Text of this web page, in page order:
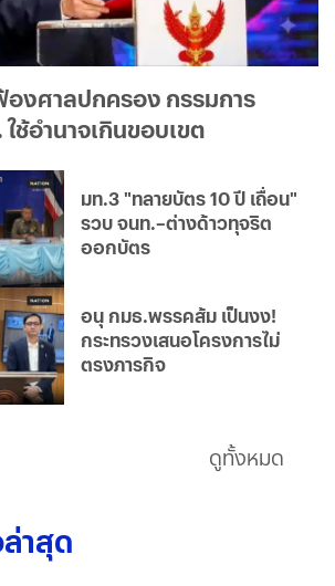
งศาลปกครอง กรรมการ
ช้อำนาจเกินขอบเขต
มท.3 "ทลายบัตร 10 ปี เถื่อน"
รวบ จนท.–ต่างด้าวทุจริต
ออกบัตร
อนุ กมธ.พรรคส้ม เป็นงง!
กระทรวงเสนอโครงการไม่
ตรงภารกิจ
ดูทั้งหมด
าสุด